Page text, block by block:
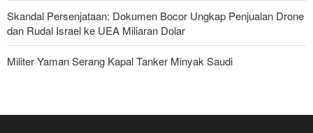
Skandal Persenjataan: Dokumen Bocor Ungkap Penjualan Drone
dan Rudal Israel ke UEA Miliaran Dolar
Militer Yaman Serang Kapal Tanker Minyak Saudi